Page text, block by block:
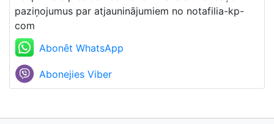
paziņojumus par atjauninājumiem no notafilia-kp-
com
Abonēt WhatsApp
Abonejies Viber